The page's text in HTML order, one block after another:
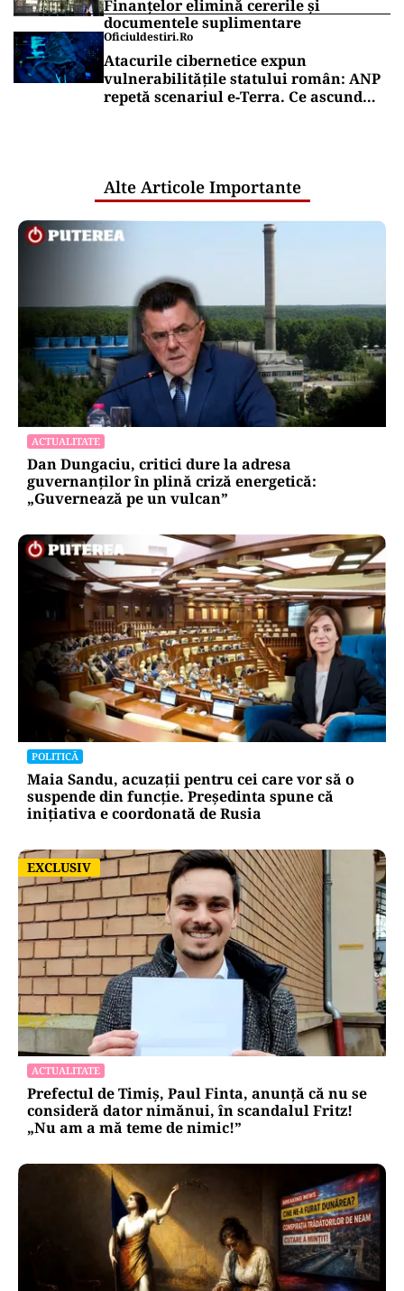
Finanțelor elimină cererile și
documentele suplimentare
Oficiuldestiri.ro
Atacurile cibernetice expun
vulnerabilitățile statului român: ANP
repetă scenariul e‑Terra. Ce ascund
Alte Articole Importante
ACTUALITATE
Dan Dungaciu, critici dure la adresa
guvernanților în plină criză energetică:
„Guvernează pe un vulcan”
POLITICĂ
Maia Sandu, acuzații pentru cei care vor să o
suspende din funcție. Președinta spune că
inițiativa e coordonată de Rusia
EXCLUSIV
EXCLUSIV
ACTUALITATE
Prefectul de Timiș, Paul Finta, anunță că nu se
consideră dator nimănui, în scandalul Fritz!
„Nu am a mă teme de nimic!”